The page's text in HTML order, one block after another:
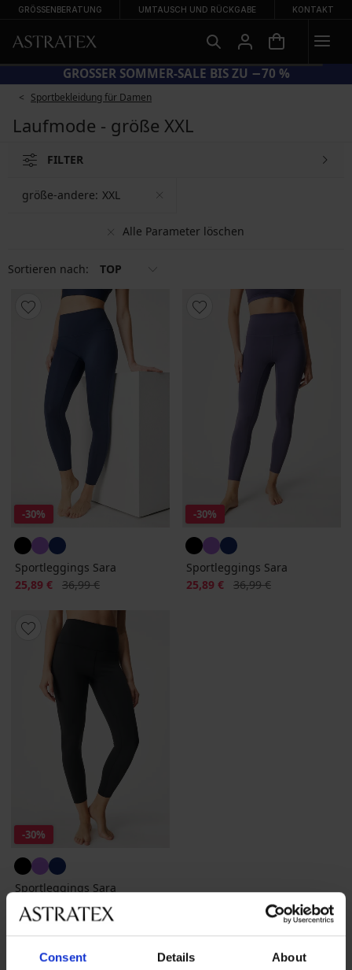
Consent Details About
GRÖSSENBERATUNG UMTAUSCH UND RÜCKGABE KONTAKT
GROSSER SOMMER-SALE BIS ZU −70 %
Sportbekleidung für Damen
Laufmode - größe XXL
FILTER
Alle Parameter löschen
größe-andere: XXL
Sortieren nach: TOP
-30%
Sportleggings Sara
Rabatt
25,89 € Alter Preis
36,99 €
-30%
Sportleggings Sara
Rabatt
25,89 € Alter Preis
36,99 €
-30%
Sportleggings Sara
Rabatt
25,89 €Alter Preis
36,99 €